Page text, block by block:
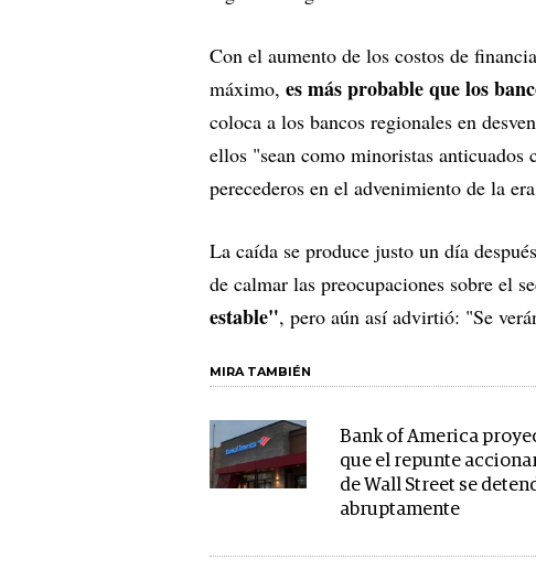
Con el aumento de los costos de
máximo, es más probable que los
coloca a los bancos regionales en
ellos "sean como minoristas anticuados
perecederos en el advenimiento de la
La caída se produce justo un día
de calmar las preocupaciones sobre el
estable", pero aún así advirtió: "Se
MIRA TAMBIÉN
Bank of America
que el repunte
de Wall Street se
abruptamente